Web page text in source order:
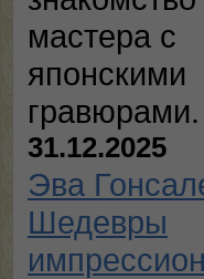
мастера с
японскими
гравюрами.
31.12.2025
Эва
Шедевры